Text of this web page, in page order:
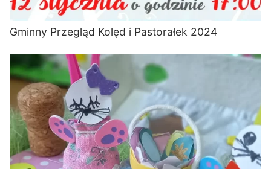
Gminny Przegląd Kolęd i Pastorałek 2024